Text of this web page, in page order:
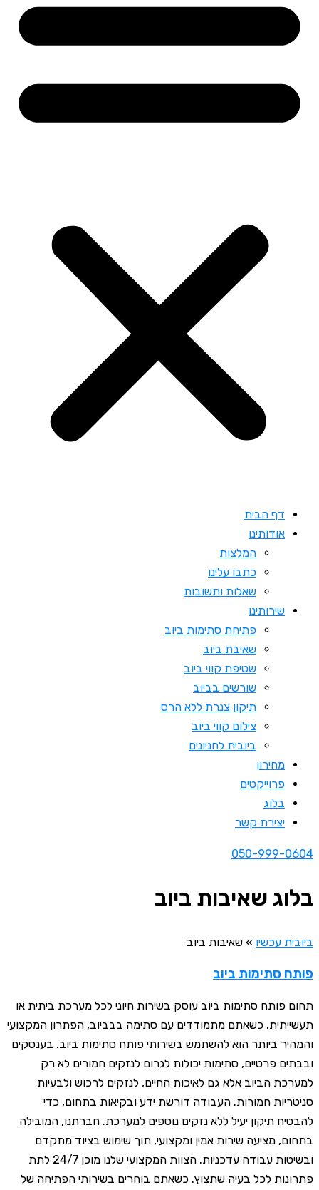
דף הבית
אודותינו
המלצות
כתבו עלינו
שאלות ותשובות
שירותינו
פתיחת סתימות ביוב
שאיבת ביוב
שטיפת קווי ביוב
שורשים בביוב
תיקון צנרת ללא הרס
צילום קווי ביוב
ביובית לחניונים
מחירון
פרוייקטים
בלוג
יצירת קשר
050-999-0604
בלוג שאיבות ביוב
ביובית עכשיו » שאיבות ביוב
פותח סתימות ביוב
תחום פותח סתימות ביוב עוסק בשירות חיוני לכל מערכת ביתית או
תעשייתית. כשאתם מתמודדים עם סתימה בבביוב, הפתרון המקצועי
והמהיר ביותר הוא להשתמש בשירותי פותח סתימות ביוב. בענסקים
ובבתים פרטיים, סתימות יכולות לגרום לנזקים חמורים לא רק
למערכת הביוב אלא גם לאיכות החיים, לנזקים לרכוש ולבעיות
סניטריות חמורות. העבודה דורשת ידע ובקיאות בתחום, כדי
להבטיח תיקון יעיל ללא נזקים נוספים למערכת. חברתנו, המובילה
בתחום, מציעה שירות אמין ומקצועי, תוך שימוש בציוד מתקדם
ובשיטות עבודה עדכניות. הצוות המקצועי שלנו מוכן 24/7 לתת
פתרונות לכל בעיה שתצוץ. כשאתם בוחרים בשירותי הפתיחה של